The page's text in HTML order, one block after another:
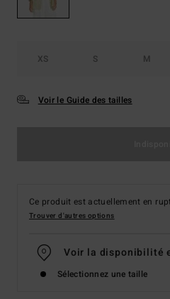
XS S M
Voir le Guide des tailles
Ce produit est actuellement en
Trouver d'autres options
Voir la disponibilité
Sélectionnez une taille